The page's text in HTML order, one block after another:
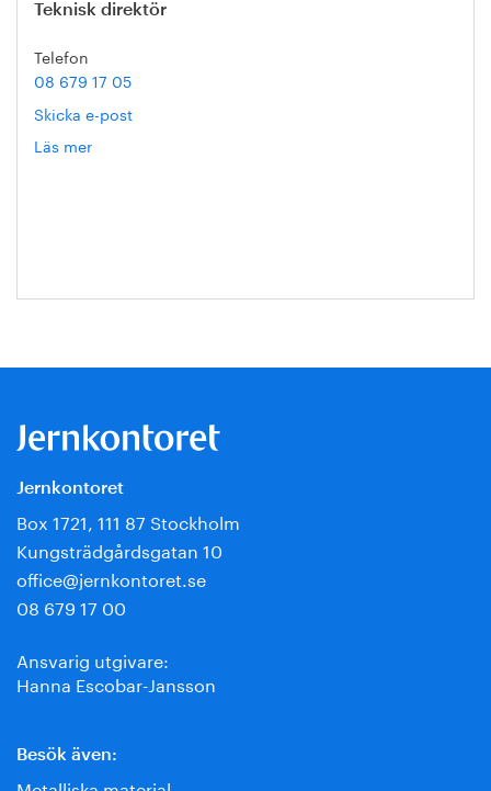
Teknisk direktör
Telefon
08 679 17 05
Skicka e-post
Läs mer
Jernkontoret
Box 1721, 111 87 Stockholm
Kungsträdgårdsgatan 10
office@jernkontoret.se
08 679 17 00
Ansvarig utgivare:
Hanna Escobar-Jansson
Besök även: